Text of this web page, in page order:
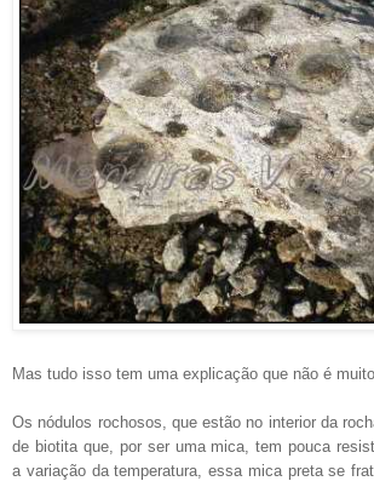
Mas tudo isso tem uma explicação que não é
Os nódulos rochosos, que estão no interior da
de biotita que, por ser uma mica, tem pouca
a variação da temperatura, essa mica preta se